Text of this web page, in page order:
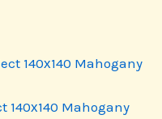
Mahogany